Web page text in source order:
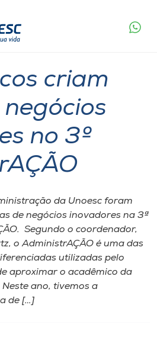
criam
no 3º
da Unoesc foram
de negócios inovadores na 3ª
Segundo o coordenador,
o AdministrAÇÃO é uma das
utilizadas pelo
aproximar o acadêmico da
ano, tivemos a
de […]